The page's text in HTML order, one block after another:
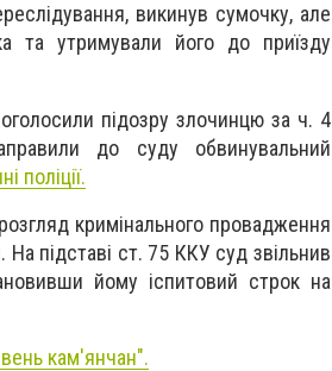
викинув сумочку, але
та утримували його до приїзду
підозру злочинцю за ч. 4
до суду обвинувальний
поліції.
кримінального провадження
На підставі ст. 75 ККУ суд звільнив
йому іспитовий строк на
кам'янчан".